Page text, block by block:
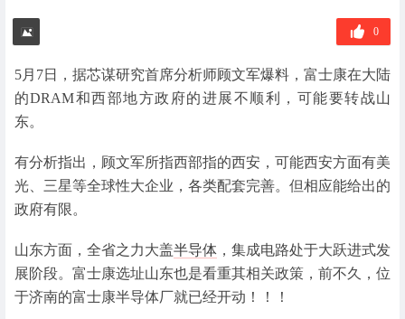
0
5月7日，据芯谋研究首席分析师顾文军爆料，富士康在大陆
的DRAM和西部地方政府的进展不顺利，可能要转战山
东。
有分析指出，顾文军所指西部指的西安，可能西安方面有美
光、三星等全球性大企业，各类配套完善。但相应能给出的
政府有限。
山东方面，全省之力大盖半导体 ，集成电路处于大跃进式发
展阶段。富士康选址山东也是看重其相关政策，前不久，位
于济南的富士康半导体厂就已经开动！！！